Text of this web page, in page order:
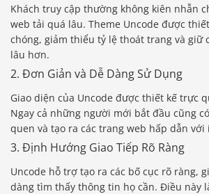
Khách truy cập thường không kiên nhẫn
web tải quá lâu. Theme Uncode được
chóng, giảm thiểu tỷ lệ thoát trang và giữ
lâu hơn.
2. Đơn Giản và Dễ Dàng Sử Dụng
Giao diện của Uncode được thiết kế trực
Ngay cả những người mới bắt đầu cũng
quen và tạo ra các trang web hấp dẫn với
3. Định Hướng Giao Tiếp Rõ Ràng
Uncode hỗ trợ tạo ra các bố cục rõ ràng,
dàng tìm thấy thông tin họ cần. Điều này